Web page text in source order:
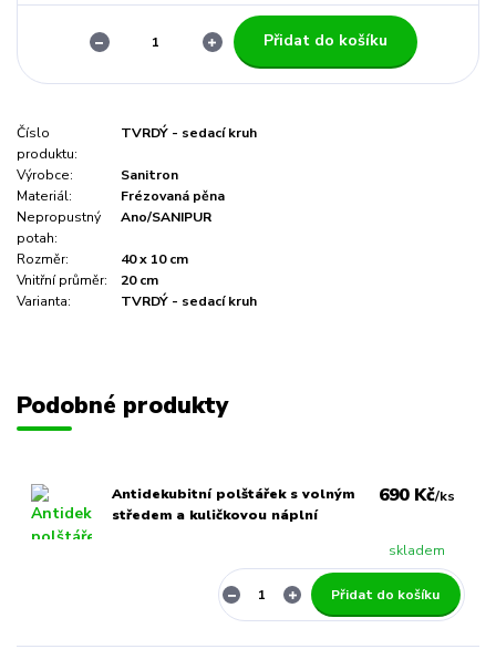
Přidat do košíku
Číslo
produktu:
TVRDÝ - sedací kruh
Výrobce:
Sanitron
Materiál:
Frézovaná pěna
Nepropustný
potah:
Ano/SANIPUR
Rozměr:
40 x 10 cm
Vnitřní průměr:
20 cm
Varianta:
TVRDÝ - sedací kruh
Podobné produkty
Antidekubitní polštářek s volným
středem a kuličkovou náplní
690 Kč/ks
skladem
Přidat do košíku